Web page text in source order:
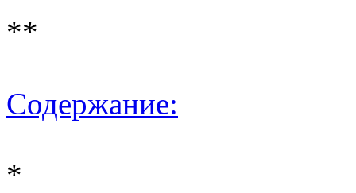
**
Содержание:
*